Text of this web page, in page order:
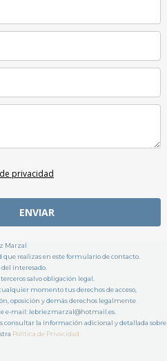
privacidad
ENVIAR
Marzal
que realizas en este formulario de contacto.
interesado.
salvo obligación legal.
momento tus derechos de acceso,
oposición y demás derechos legalmente
e-mail: lebriezmarzal@hotmail.es.
consultar la información adicional y detallada sobre
Política de Privacidad